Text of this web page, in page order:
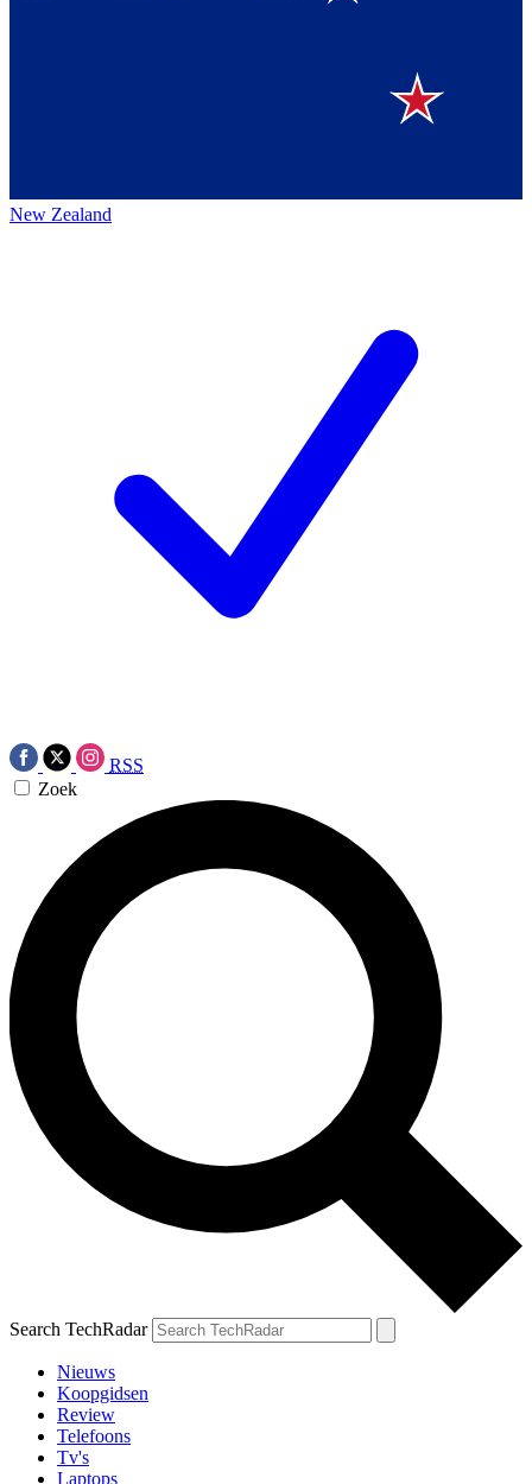
New Zealand
RSS
Zoek
Search TechRadar
Nieuws
Koopgidsen
Review
Telefoons
Tv's
Laptops